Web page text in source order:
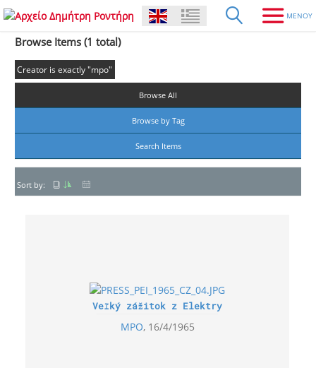
Browse Items (1 total)
Creator is exactly "mpo"
Browse All
Browse by Tag
Search Items
Sort by:
Veľký zážitok z Elektry
MPO 16/4/1965